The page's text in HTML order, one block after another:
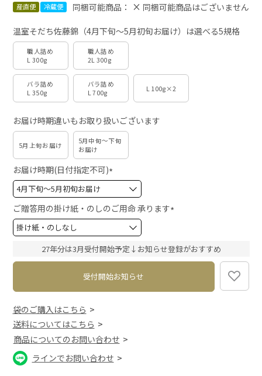
産直便 冷蔵便 同梱可能商品： 同梱可能商品はございません
温室そだち佐藤錦（4月下旬～5月初旬お届け）は選べる5規格
職人詰め
L 300g
職人詰め
2L 300g
バラ詰め
L 350g
バラ詰め
L 700g
L 100g×2
お届け時期違いもお取り扱いございます
5月上旬お届け
5月中旬～下旬
お届け
お届け時期(日付指定不可)
必
須
)
ご贈答用の掛け紙・のしのご用命 承ります
須
27年分は3月受付開始予定↓お知らせ登録がおすすめ
受付開始お知らせ
袋のご購入はこちら
送料についてはこちら
商品についてのお問い合わせ
ラインでお問い合わせ